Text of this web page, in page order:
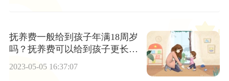
抚养费一般给到孩子年满18周岁
吗？抚养费可以给到孩子更长的
时间吗？
2023-05-05 16:37:07